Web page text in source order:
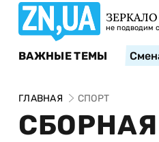
не подводим
ВАЖНЫЕ ТЕМЫ
ГЛАВНАЯ СПОРТ